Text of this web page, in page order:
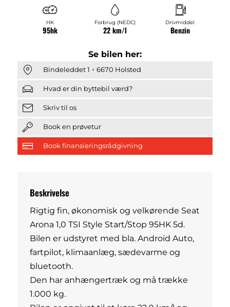
HK
95hk
Forbrug (NEDC)
22 km/l
Drivmiddel
Benzin
Se bilen her:
Bindeleddet 1 6670 Holsted
Hvad er din byttebil værd?
Skriv til os
Book en prøvetur
Book finansieringsrådgivning
Beskrivelse
Rigtig fin, økonomisk og velkørende Seat
Arona 1,0 TSI Style Start/Stop 95HK 5d.
Bilen er udstyret med bla. Android Auto,
fartpilot, klimaanlæg, sædevarme og
bluetooth.
Den har anhængertræk og må trække
1.000 kg.